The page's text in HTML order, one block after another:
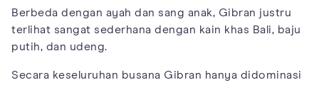
Berbeda dengan ayah dan sang anak, Gibran justru
terlihat sangat sederhana dengan kain khas Bali, baju
putih, dan udeng.
Secara keseluruhan busana Gibran hanya didominasi